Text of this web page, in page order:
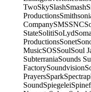
TwoSkySlashSmash
Productions
CompanySMSSNC
StateSolitiSoLydSoma
ProductionsSonet
MusicSOSSoulSoul
SubterraniaSounds
FactorySoundvision
PrayersSpark
SoundSpiegelei